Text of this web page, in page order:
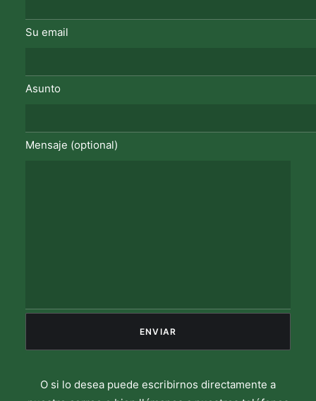
Su email
Asunto
Mensaje (optional)
O si lo desea puede escribirnos directamente a